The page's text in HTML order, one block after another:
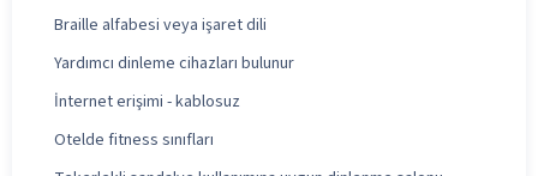
Braille alfabesi veya işaret dili
Yardımcı dinleme cihazları bulunur
İnternet erişimi - kablosuz
Otelde fitness sınıfları